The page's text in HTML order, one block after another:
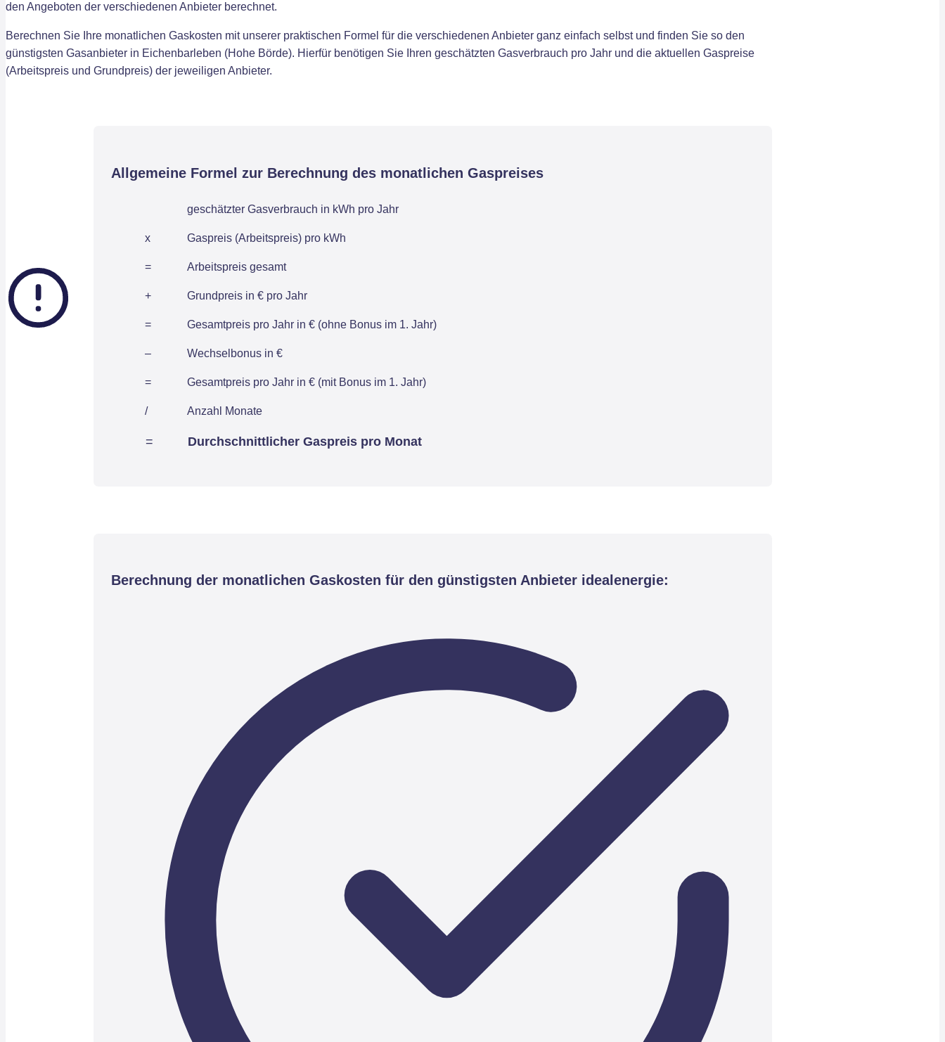
den Angeboten der verschiedenen Anbieter berechnet.
Berechnen Sie Ihre monatlichen Gaskosten mit unserer praktischen Formel für die verschiedenen Anbieter ganz einfach selbst und finden Sie so den
günstigsten Gasanbieter in Eichenbarleben (Hohe Börde). Hierfür benötigen Sie Ihren geschätzten Gasverbrauch pro Jahr und die aktuellen Gaspreise
(Arbeitspreis und Grundpreis) der jeweiligen Anbieter.
Allgemeine Formel zur Berechnung des monatlichen Gaspreises
geschätzter Gasverbrauch in kWh pro Jahr
x Gaspreis (Arbeitspreis) pro kWh
= Arbeitspreis gesamt
+ Grundpreis in € pro Jahr
= Gesamtpreis pro Jahr in € (ohne Bonus im 1. Jahr)
– Wechselbonus in €
= Gesamtpreis pro Jahr in € (mit Bonus im 1. Jahr)
/ Anzahl Monate
= Durchschnittlicher Gaspreis pro Monat
Berechnung der monatlichen Gaskosten für den günstigsten Anbieter idealenergie: